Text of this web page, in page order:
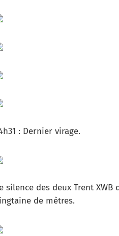
: Dernier virage.
silence des deux Trent
de mètres.